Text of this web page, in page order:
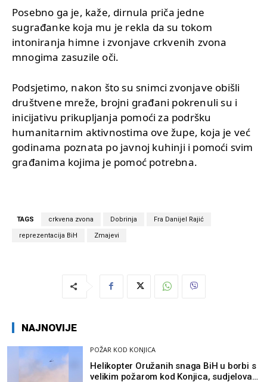
Posebno ga je, kaže, dirnula priča jedne
sugrađanke koja mu je rekla da su tokom
intoniranja himne i zvonjave crkvenih zvona
mnogima zasuzile oči.
Podsjetimo, nakon što su snimci zvonjave obišli
društvene mreže, brojni građani pokrenuli su i
inicijativu prikupljanja pomoći za podršku
humanitarnim aktivnostima ove župe, koja je već
godinama poznata po javnoj kuhinji i pomoći svim
građanima kojima je pomoć potrebna.
TAGS crkvena zvona Dobrinja Fra Danijel Rajić
reprezentacija BiH Zmajevi
NAJNOVIJE
POŽAR KOD KONJICA
Helikopter Oružanih snaga BiH u borbi s
velikim požarom kod Konjica, sudjelovao